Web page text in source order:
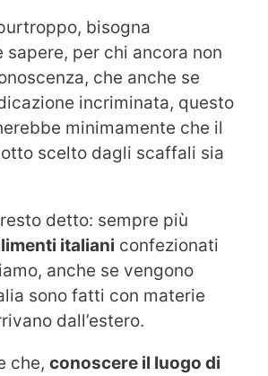
bisogna
sapere, per chi ancora non
che anche se
incriminata, questo
minimamente che il
scelto dagli scaffali sia
detto: sempre più
italiani confezionati
anche se vengono
sono fatti con materie
dall’estero.
che, conoscere il luogo di